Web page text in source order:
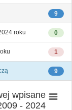
9
0
roku
1
9
wpisane
- 2024